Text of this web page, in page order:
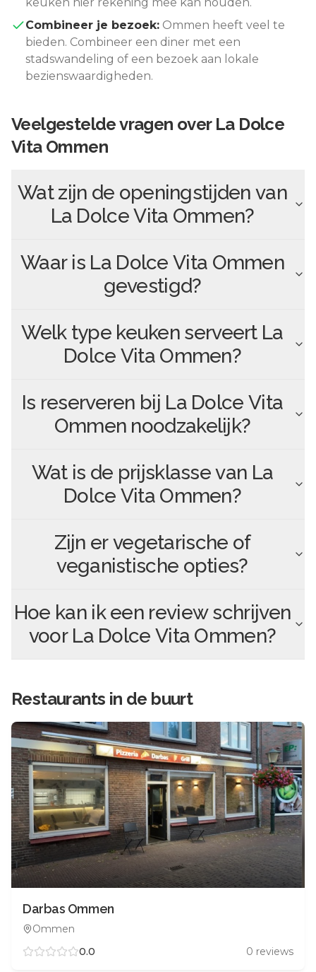
Combineer je bezoek: Ommen heeft veel te
bieden. Combineer een diner met een
stadswandeling of een bezoek aan lokale
bezienswaardigheden.
Veelgestelde vragen over La Dolce
Vita Ommen
Wat zijn de openingstijden van
La Dolce Vita Ommen?
Waar is La Dolce Vita Ommen
gevestigd?
Welk type keuken serveert La
Dolce Vita Ommen?
Is reserveren bij La Dolce Vita
Ommen noodzakelijk?
Wat is de prijsklasse van La
Dolce Vita Ommen?
Zijn er vegetarische of
veganistische opties?
Hoe kan ik een review schrijven
voor La Dolce Vita Ommen?
Restaurants in de buurt
Darbas Ommen
Ommen
0.0
0 reviews